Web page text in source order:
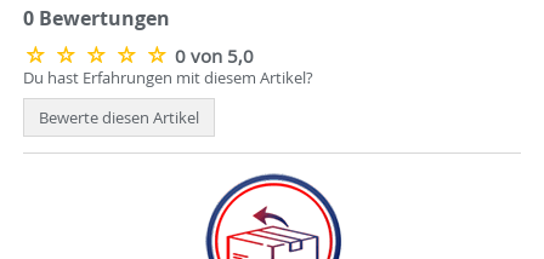
0 Bewertungen
0 von 5,0
Du hast Erfahrungen mit diesem Artikel?
Bewerte diesen Artikel